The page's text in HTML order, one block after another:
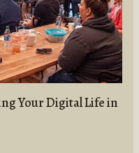
Your Digital Life in